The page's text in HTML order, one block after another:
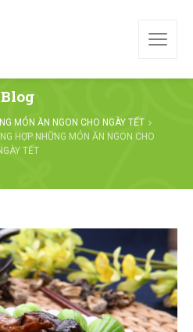
Blog
MÓN ĂN NGON CHO NGÀY TẾT
HỢP NHỮNG MÓN ĂN NGON CHO
TẾT